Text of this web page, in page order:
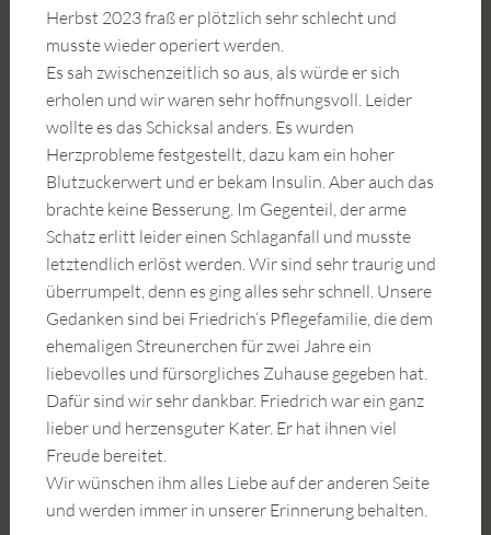
Herbst 2023 fraß er plötzlich sehr schlecht und
musste wieder operiert werden.
Es sah zwischenzeitlich so aus, als würde er sich
erholen und wir waren sehr hoffnungsvoll. Leider
wollte es das Schicksal anders. Es wurden
Herzprobleme festgestellt, dazu kam ein hoher
Blutzuckerwert und er bekam Insulin. Aber auch das
brachte keine Besserung. Im Gegenteil, der arme
Schatz erlitt leider einen Schlaganfall und musste
letztendlich erlöst werden. Wir sind sehr traurig und
überrumpelt, denn es ging alles sehr schnell. Unsere
Gedanken sind bei Friedrich‘s Pflegefamilie, die dem
ehemaligen Streunerchen für zwei Jahre ein
liebevolles und fürsorgliches Zuhause gegeben hat.
Dafür sind wir sehr dankbar. Friedrich war ein ganz
lieber und herzensguter Kater. Er hat ihnen viel
Freude bereitet.
Wir wünschen ihm alles Liebe auf der anderen Seite
und werden immer in unserer Erinnerung behalten.